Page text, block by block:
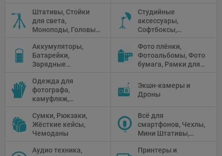
Флуоресцентное и
галогенное
освещение
Штативы, Стойки
для света,
Моноподы, Головы
Студийные
аксессуары,
Софтбоксы,
Рефлекторы,
Отражатели,
Предметные
Аккумуляторы,
Батарейки,
Зарядные
питания, Солнечные
панели
Фото плёнки,
Фотоальбомы, Фото
бумага, Рамки для
камеры
Одежда для
фотографа,
камуфляж,
Экшн-камеры и
Дроны
Сумки, Рюкзаки,
Жёсткие кейсы,
Чемоданы
Всё для
смартфонов, Чехлы,
Мини Штативы,
Аудио техника,
Принтеры и